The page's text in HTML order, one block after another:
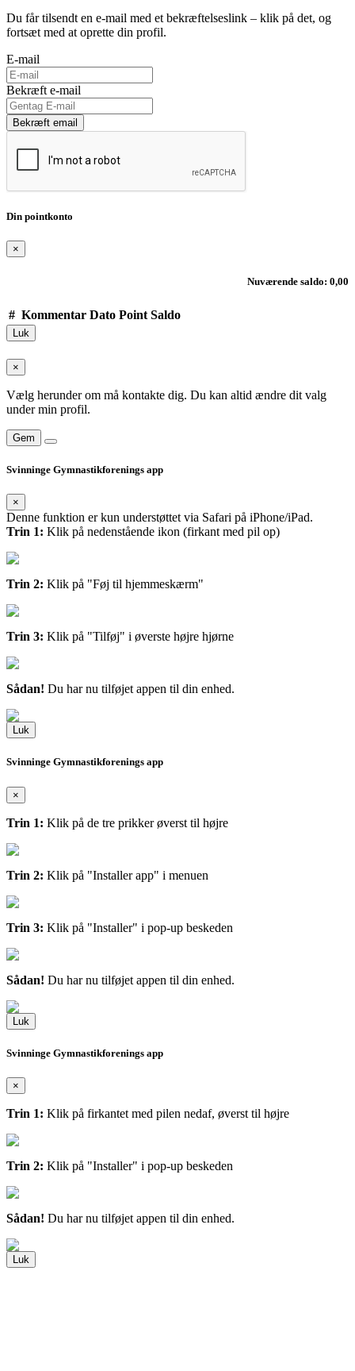
Du får tilsendt en e-mail med et bekræftelseslink – klik på det, og
fortsæt med at oprette din profil.
E-mail
Bekræft e-mail
Bekræft email
Din pointkonto
×
Nuværende saldo: 0,00
# Kommentar Dato Point Saldo
Luk
×
Vælg herunder om må kontakte dig. Du kan altid ændre dit valg
under min profil.
Gem
Svinninge Gymnastikforenings app
×
Denne funktion er kun understøttet via Safari på iPhone/iPad.
Trin 1: Klik på nedenstående ikon (firkant med pil op)
Trin 2: Klik på "Føj til hjemmeskærm"
Trin 3: Klik på "Tilføj" i øverste højre hjørne
Sådan! Du har nu tilføjet appen til din enhed.
Luk
Svinninge Gymnastikforenings app
×
Trin 1: Klik på de tre prikker øverst til højre
Trin 2: Klik på "Installer app" i menuen
Trin 3: Klik på "Installer" i pop-up beskeden
Sådan! Du har nu tilføjet appen til din enhed.
Luk
Svinninge Gymnastikforenings app
×
Trin 1: Klik på firkantet med pilen nedaf, øverst til højre
Trin 2: Klik på "Installer" i pop-up beskeden
Sådan! Du har nu tilføjet appen til din enhed.
Luk